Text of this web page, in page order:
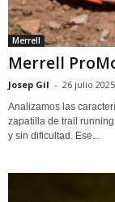
Merrell
Merrell
Josep Gil - 26 julio 2025
Analizamos las
zapatilla de trail
y sin dificultad. Ese...